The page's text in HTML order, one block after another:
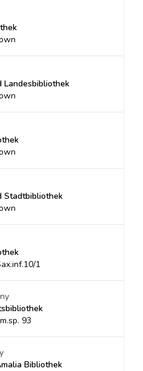
Landesbibliothek
Stadtbibliothek
1
93
Bibliothek